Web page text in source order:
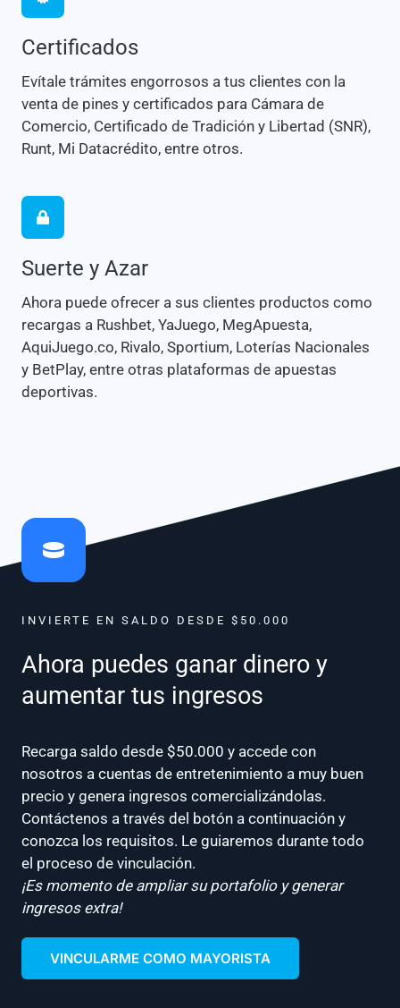
Certificados
Evítale trámites engorrosos a tus clientes con la
venta de pines y certificados para Cámara de
Comercio, Certificado de Tradición y Libertad (SNR),
Runt, Mi Datacrédito, entre otros.
Suerte y Azar
Ahora puede ofrecer a sus clientes productos como
recargas a Rushbet, YaJuego, MegApuesta,
AquiJuego.co, Rivalo, Sportium, Loterías Nacionales
y BetPlay, entre otras plataformas de apuestas
deportivas.
INVIERTE EN SALDO DESDE $50.000
Ahora puedes ganar dinero y
aumentar tus ingresos
Recarga saldo desde $50.000 y accede con
nosotros a cuentas de entretenimiento a muy buen
precio y genera ingresos comercializándolas.
Contáctenos a través del botón a continuación y
conozca los requisitos. Le guiaremos durante todo
el proceso de vinculación.
¡Es momento de ampliar su portafolio y generar
ingresos extra!
VINCULARME COMO MAYORISTA